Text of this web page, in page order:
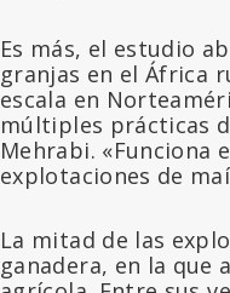
Es más, el estudio
granjas en el África
escala en
múltiples prácticas
Mehrabi. «Funciona
explotaciones de
La mitad de las
ganadera, en la